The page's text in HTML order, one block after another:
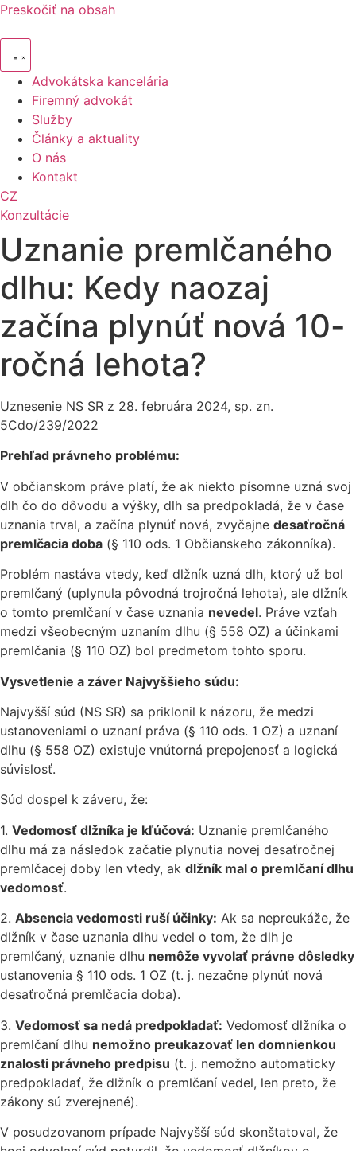
Preskočiť na obsah
Advokátska kancelária
Firemný advokát
Služby
Články a aktuality
O nás
Kontakt
CZ
Konzultácie
Uznanie premlčaného
dlhu: Kedy naozaj
začína plynúť nová 10-
ročná lehota?
Uznesenie NS SR z 28. februára 2024, sp. zn.
5Cdo/239/2022
Prehľad právneho problému:
V občianskom práve platí, že ak niekto písomne uzná svoj
dlh čo do dôvodu a výšky, dlh sa predpokladá, že v čase
uznania trval, a začína plynúť nová, zvyčajne desaťročná
premlčacia doba (§ 110 ods. 1 Občianskeho zákonníka).
Problém nastáva vtedy, keď dlžník uzná dlh, ktorý už bol
premlčaný (uplynula pôvodná trojročná lehota), ale dlžník
o tomto premlčaní v čase uznania nevedel. Práve vzťah
medzi všeobecným uznaním dlhu (§ 558 OZ) a účinkami
premlčania (§ 110 OZ) bol predmetom tohto sporu.
Vysvetlenie a záver Najvyššieho súdu:
Najvyšší súd (NS SR) sa priklonil k názoru, že medzi
ustanoveniami o uznaní práva (§ 110 ods. 1 OZ) a uznaní
dlhu (§ 558 OZ) existuje vnútorná prepojenosť a logická
súvislosť.
Súd dospel k záveru, že:
1. Vedomosť dlžníka je kľúčová: Uznanie premlčaného
dlhu má za následok začatie plynutia novej desaťročnej
premlčacej doby len vtedy, ak dlžník mal o premlčaní dlhu
vedomosť.
2. Absencia vedomosti ruší účinky: Ak sa nepreukáže, že
dlžník v čase uznania dlhu vedel o tom, že dlh je
premlčaný, uznanie dlhu nemôže vyvolať právne dôsledky
ustanovenia § 110 ods. 1 OZ (t. j. nezačne plynúť nová
desaťročná premlčacia doba).
3. Vedomosť sa nedá predpokladať: Vedomosť dlžníka o
premlčaní dlhu nemožno preukazovať len domnienkou
znalosti právneho predpisu (t. j. nemožno automaticky
predpokladať, že dlžník o premlčaní vedel, len preto, že
zákony sú zverejnené).
V posudzovanom prípade Najvyšší súd skonštatoval, že